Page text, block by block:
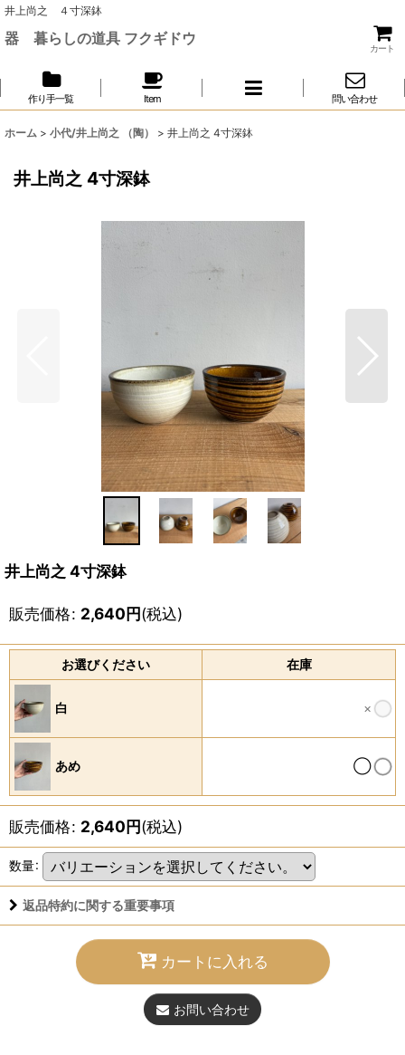
井上尚之 ４寸深鉢
器 暮らしの道具 フクギドウ
カート
作り手一覧 Item 問い合わせ
ホーム > 小代/井上尚之 （陶） > 井上尚之 4寸深鉢
井上尚之 4寸深鉢
井上尚之 4寸深鉢
販売価格: 2,640円(税込)
お選びください 在庫
白 ×
あめ ◯
販売価格: 2,640円(税込)
数量:
返品特約に関する重要事項
カートに入れる
お問い合わせ